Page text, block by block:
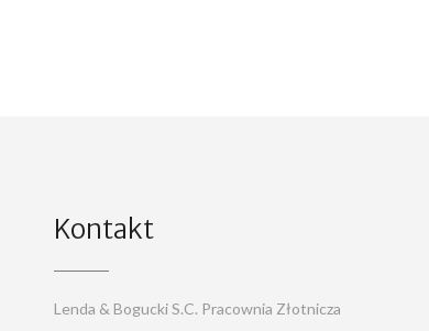
Kontakt
Lenda & Bogucki S.C. Pracownia Złotnicza